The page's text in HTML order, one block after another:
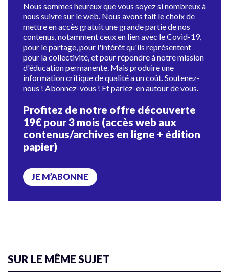
Nous sommes heureux que vous soyez si nombreux à
nous suivre sur le web. Nous avons fait le choix de
mettre en accès gratuit une grande partie de nos
contenus, notamment ceux en lien avec le Covid-19,
pour le partage, pour l'intérêt qu'ils représentent
pour la collectivité, et pour répondre à notre mission
d'éducation permanente. Mais produire une
information critique de qualité a un coût. Soutenez-
nous ! Abonnez-vous ! Et parlez-en autour de vous.
Profitez de notre offre découverte
19€ pour 3 mois (accès web aux
contenus/archives en ligne + édition
papier)
JE M’ABONNE
SUR LE MÊME SUJET